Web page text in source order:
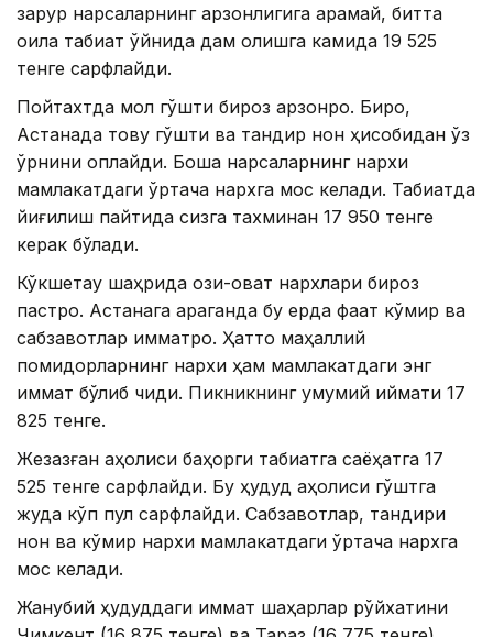
зарур нарсаларнинг арзонлигига қарамай, битта
оила табиат қўйнида дам олишга камида 19 525
тенге сарфлайди.
Пойтахтда мол гўшти бироз арзонроқ. Бироқ,
Астанада товуқ гўшти ва тандир нон ҳисобидан ўз
ўрнини қоплайди. Бошқа нарсаларнинг нархи
мамлакатдаги ўртача нархга мос келади. Табиатда
йиғилиш пайтида сизга тахминан 17 950 тенге
керак бўлади.
Кўкшетау шаҳрида озиқ-овқат нархлари бироз
пастроқ. Астанага қараганда бу ерда фақат кўмир ва
сабзавотлар қимматроқ. Ҳатто маҳаллий
помидорларнинг нархи ҳам мамлакатдаги энг
қиммат бўлиб чиқди. Пикникнинг умумий қиймати 17
825 тенге.
Жезқазған аҳолиси баҳорги табиатга саёҳатга 17
525 тенге сарфлайди. Бу ҳудуд аҳолиси гўштга
жуда кўп пул сарфлайди. Сабзавотлар, тандири
нон ва кўмир нархи мамлакатдаги ўртача нархга
мос келади.
Жанубий ҳудуддаги қиммат шаҳарлар рўйхатини